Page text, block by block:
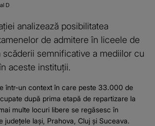
D
analizează posibilitatea
de admitere în liceele de
scăderii semnificative a mediilor cu
aceste instituții.
într-un context în care peste 33.000 de
după prima etapă de repartizare la
multe locuri libere se regăsesc în
județele Iași, Prahova, Cluj și Suceava.